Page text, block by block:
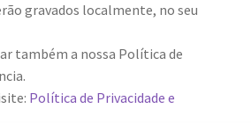
/ Macro Spot Flowers
gravados localmente, no seu
também a nossa Política de
Política de Privacidade e